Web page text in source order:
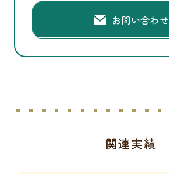
お問い合わせ
関連実績